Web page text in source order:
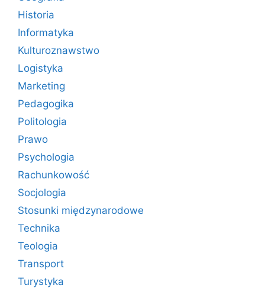
Historia
Informatyka
Kulturoznawstwo
Logistyka
Marketing
Pedagogika
Politologia
Prawo
Psychologia
Rachunkowość
Socjologia
Stosunki międzynarodowe
Technika
Teologia
Transport
Turystyka